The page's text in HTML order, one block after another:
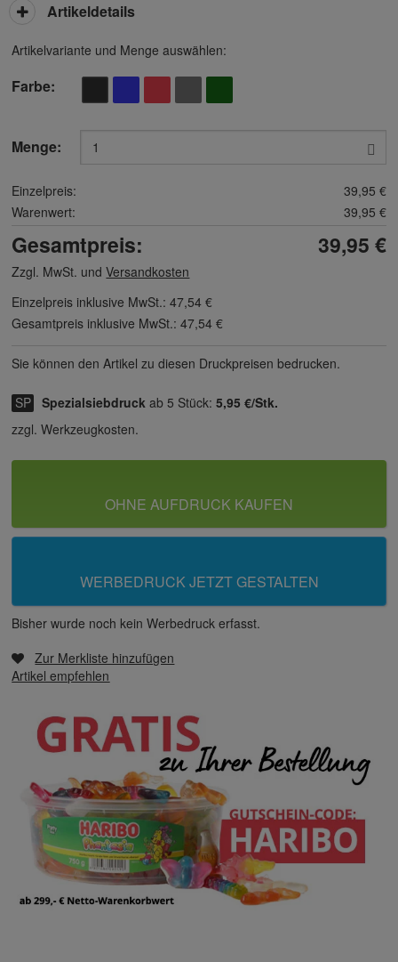
Artikelvariante und Menge auswählen:
Farbe
Menge:
Einzelpreis:
39,95 €
Warenwert:
39,95 €
Gesamtpreis: 39,95 €
Zzgl. MwSt. undVersandkosten
Einzelpreis inklusive MwSt.:47,54 €
Gesamtpreis inklusive MwSt.:47,54 €
Sie können den Artikel zu diesen Druck­preisen bedrucken.
Spezialsiebdruck ab 5 Stück:5,95 €/Stk.
zzgl. Werkzeugkosten.
OHNE AUFDRUCK KAUFEN
WERBEDRUCK JETZT GESTALTEN
Bisher wurde noch kein Werbedruck erfasst.
Zur Merkliste hinzufügen
Artikel empfehlen
Artikeldetails